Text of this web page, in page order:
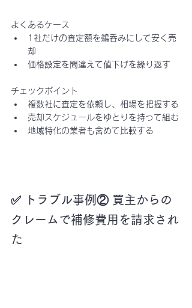
よくあるケース
1社だけの査定額を鵜呑みにして安く売
却
価格設定を間違えて値下げを繰り返す
チェックポイント
複数社に査定を依頼し、相場を把握する
売却スケジュールをゆとりを持って組む
地域特化の業者も含めて比較する
✅ トラブル事例② 買主からの
クレームで補修費用を請求され
た